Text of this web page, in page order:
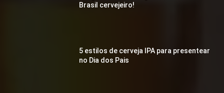
Brasil cervejeiro!
5 estilos de cerveja IPA para presentear
no Dia dos Pais